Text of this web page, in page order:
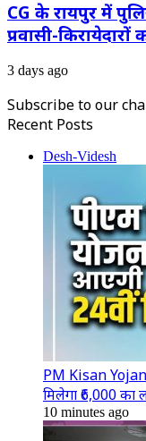
CG के रायपुर में
प्रवासी-
3 days ago
Subscribe to our
Recent Posts
Desh-Videsh
PM Kisan
मिलेगा ₹6,000 का
10 minutes ago